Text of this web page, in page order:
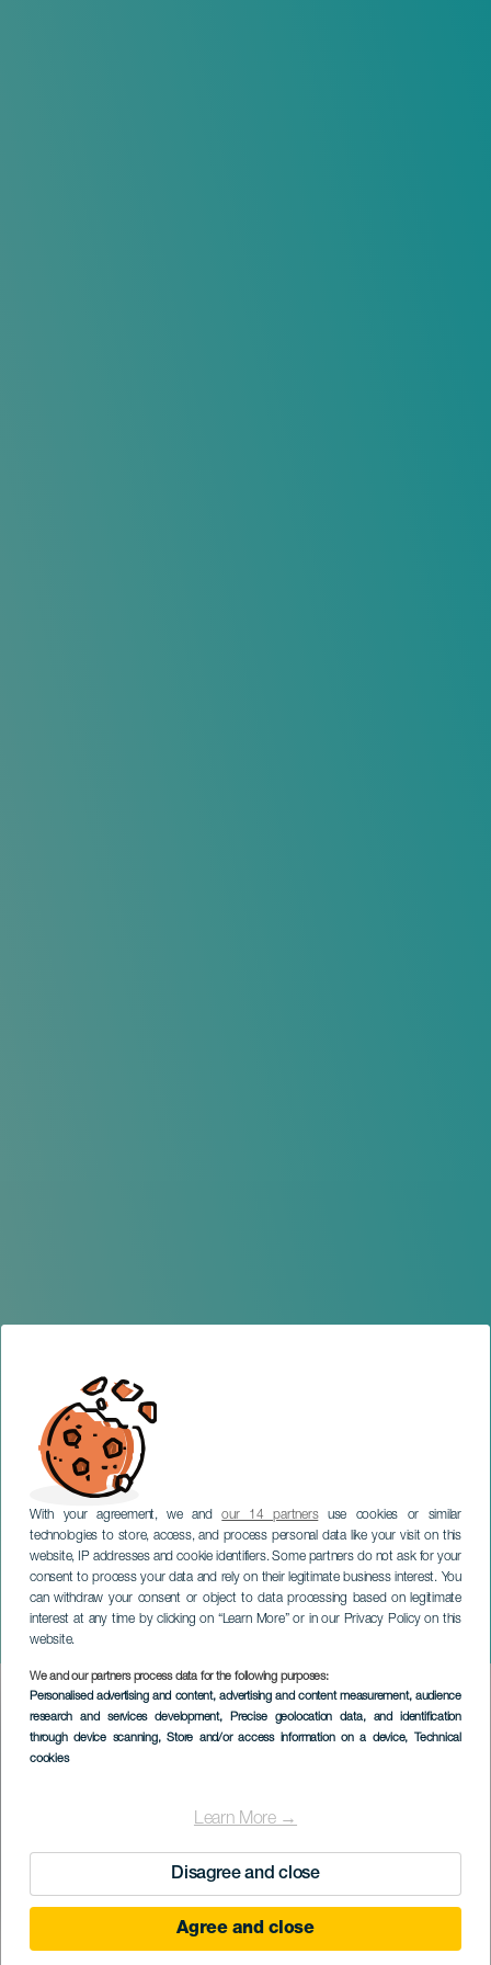
With your agreement, we andour 14 partnersuse cookies or similar
technologies to store, access, and process personal data like your visit on this
website, IP addresses and cookie identifiers. Some partners do not ask for your
consent to process your data and rely on their legitimate business interest. You
can withdraw your consent or object to data processing based on legitimate
interest at any time by clicking on “Learn More” or in our Privacy Policy on this
website.
We and our partners process data for the following purposes:
Personalised advertising and content, advertising and content measurement, audience
research and services development, Precise geolocation data, and identification
through device scanning, Store and/or access information on a device, Technical
cookies
Learn More →
Disagree and close
Agree and close
Canarias Surf Film Festival
LANZAROTE
Imagen
Listado